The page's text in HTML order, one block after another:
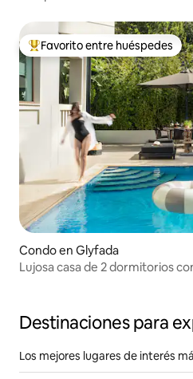
Favorito entre huéspedes
Favorito entre huéspedes
Condo en Glyfada
Lujosa casa de 2 dormitorios
Destinaciones para
Los mejores lugares de interés